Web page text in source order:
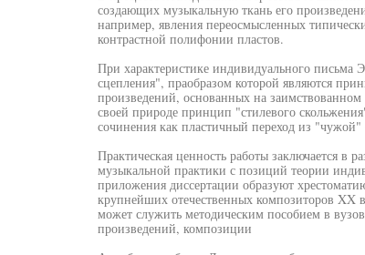
создающих музыкальную ткань его
например, явления переосмысленных
контрастной полифонии пластов.
При характеристике индивидуального письма
сцепления", праобразом которой являются
произведений, основанных на
своей природе принцип "стилевого
сочинения как пластичный переход из
Практическая ценность работы заключается в
музыкальной практики с позиций теории
приложения диссертации образуют
крупнейших отечественных композиторов
может служить методическим пособием в
произведений, композиции